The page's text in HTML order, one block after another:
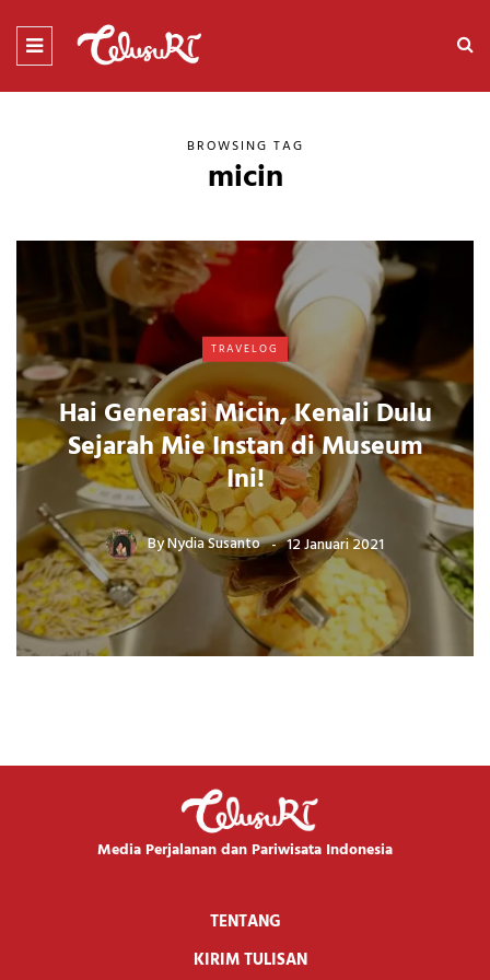
BROWSING TAG
micin
TRAVELOG
Hai Generasi Micin, Kenali Dulu
Sejarah Mie Instan di Museum
Ini!
ByNydia Susanto 12 Januari 2021
Media Perjalanan dan Pariwisata Indonesia
TENTANG
KIRIM TULISAN